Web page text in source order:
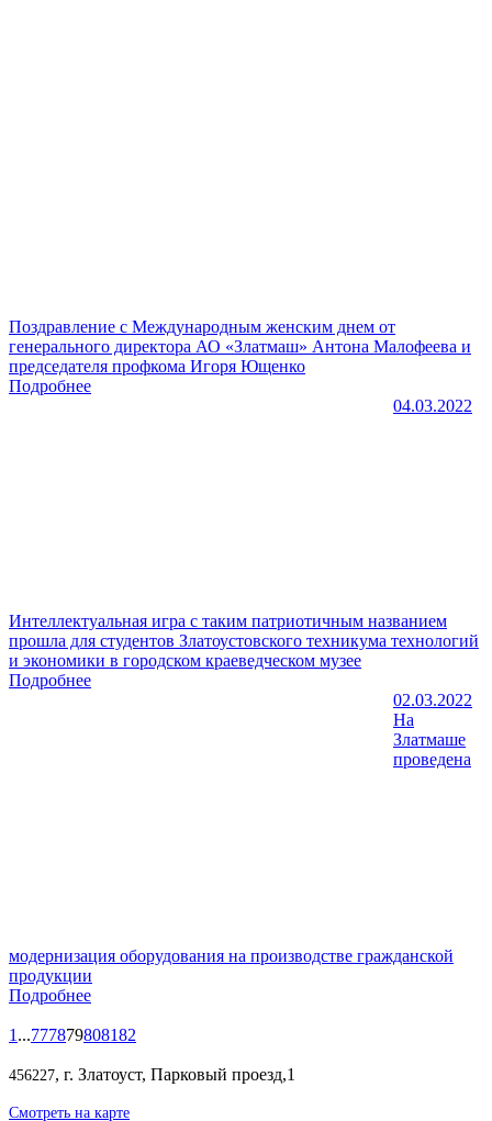
Поздравление с Международным женским днем от
генерального директора АО «Златмаш» Антона Малофеева и
председателя профкома Игоря Ющенко
Подробнее
04.03.2022
Интеллектуальная игра с таким патриотичным названием
прошла для студентов Златоустовского техникума технологий
и экономики в городском краеведческом музее
Подробнее
02.03.2022
На
Златмаше
проведена
модернизация оборудования на производстве гражданской
продукции
Подробнее
1 ...777879808182
456227, г. Златоуст, Парковый проезд,1
Смотреть на карте